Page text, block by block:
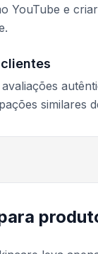
YouTube e criar
similares